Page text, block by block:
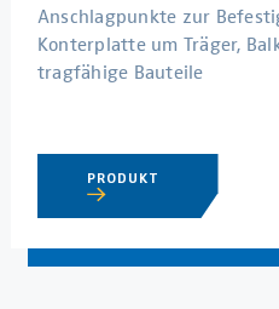
Anschlagpunkte zur
Konterplatte um Träger,
tragfähige Bauteile
PRODUKT